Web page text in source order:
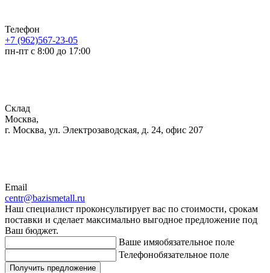
Телефон
+7 (962)567-23-05
пн-пт с 8:00 до 17:00
Склад
Москва,
г. Москва, ул. Электрозаводская, д. 24, офис 207
Email
centr@bazismetall.ru
Наш специалист проконсультирует вас по стоимости, срокам
поставки и сделает максимально выгодное предложение под
Ваш бюджет.
Ваше имяобязательное поле
Телефонобязательное поле
Получить предложение